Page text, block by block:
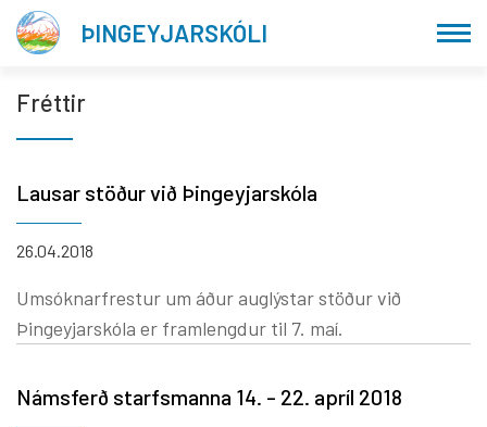
Fara
ÞINGEYJARSKÓLI
Fréttir
Lausar stöður við Þingeyjarskóla
26.04.2018
Umsóknarfrestur um áður auglýstar stöður við
Þingeyjarskóla er framlengdur til 7. maí.
Námsferð starfsmanna 14. - 22. apríl 2018